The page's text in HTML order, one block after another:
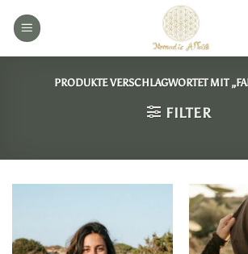
Inhalt
PRODUKTE VERSCHLAGWORTET MIT
FILTER